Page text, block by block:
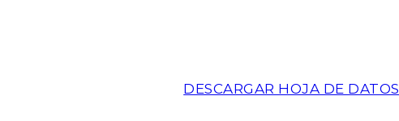
DESCARGAR HOJA DE DATOS